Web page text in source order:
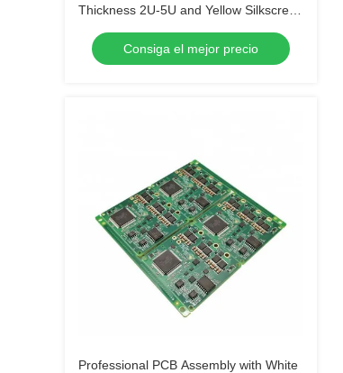
Thickness 2U-5U and Yellow Silkscreen
Color
Consiga el mejor precio
Professional PCB Assembly with White